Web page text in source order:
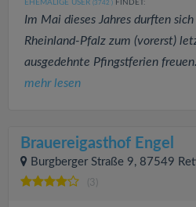
EHEMALIGE USER (3742 ) FINDET:
Im Mai dieses Jahres durften
Rheinland-Pfalz zum (vorerst)
ausgedehnte Pfingstferien
mehr lesen
Brauereigasthof Engel
Burgberger Straße 9, 87549
(3)